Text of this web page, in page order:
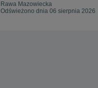
Rawa Mazowiecka
Odświeżono dnia 06 sierpnia 2026